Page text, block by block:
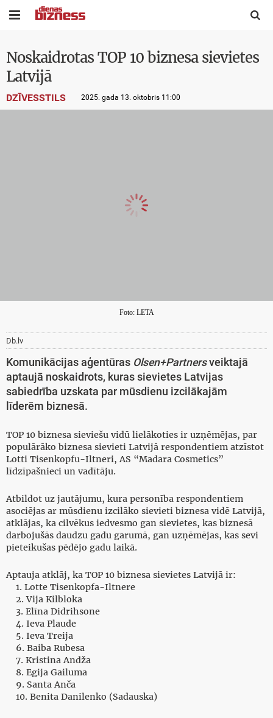
 
Noskaidrotas TOP 10 biznesa sievietes
Latvijā
DZĪVESSTILS 2025. gada 13. oktobris 11:00
Foto: LETA
Db.lv
Komunikācijas aģentūras Olsen+Partnersveiktajā
aptaujā noskaidrots, kuras sievietes Latvijas
sabiedrība uzskata par mūsdienu izcilākajām
līderēm biznesā.
TOP 10 biznesa sieviešu vidū lielākoties ir uzņēmējas, par
populārāko biznesa sievieti Latvijā respondentiem atzīstot
Lotti Tisenkopfu-Iltneri, AS “Madara Cosmetics”
līdzīpašnieci un vadītāju.
Atbildot uz jautājumu, kura personība respondentiem
asociējas ar mūsdienu izcilāko sievieti biznesa vidē Latvijā,
atklājas, ka cilvēkus iedvesmo gan sievietes, kas biznesā
darbojušās daudzu gadu garumā, gan uzņēmējas, kas sevi
pieteikušas pēdējo gadu laikā.
Aptauja atklāj, ka TOP 10 biznesa sievietes Latvijā ir:
1. Lotte Tisenkopfa-Iltnere
2. Vija Kilbloka
3. Elīna Didrihsone
4. Ieva Plaude
5. Ieva Treija
6. Baiba Rubesa
7. Kristina Andža
8. Egija Gailuma
9. Santa Anča
10. Benita Danilenko (Sadauska)